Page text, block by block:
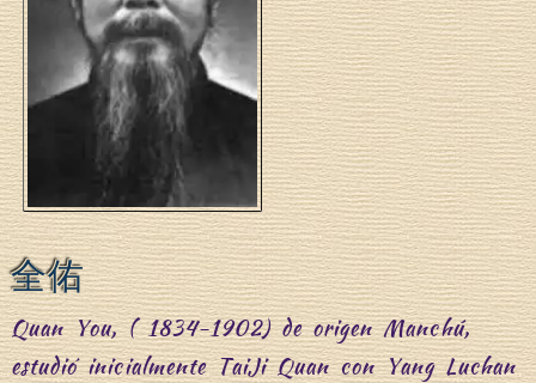
全佑
Quan You, ( 1834-1902) de origen Manchú,
estudió inicialmente TaiJi Quan con Yang Luchan